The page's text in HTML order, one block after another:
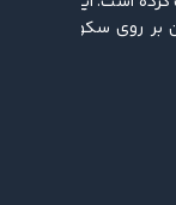
بر روی سکو ایستاده